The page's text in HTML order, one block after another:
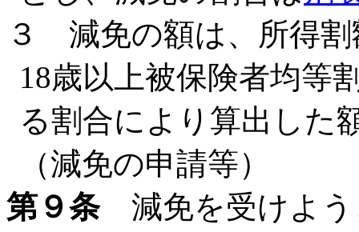
３ 減免の額は、所得割
18歳以上被保険者均等
る割合により算出した
（減免の申請等）
第９条減免を受けよう